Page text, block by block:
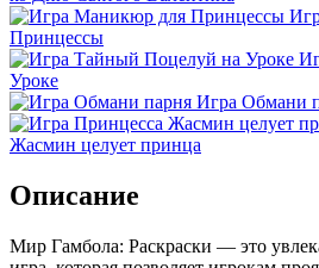
Принцессы
Уроке
Игра Обмани
Жасмин целует принца
Описание
Мир Гамбола: Раскраски — это